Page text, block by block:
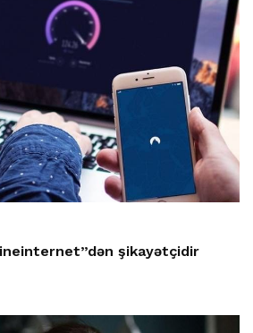
şikayətçidir